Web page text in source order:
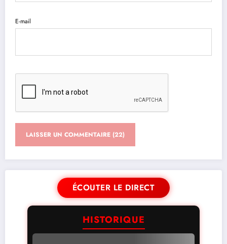
E-mail
ÉCOUTER LE DIRECT
HISTORIQUE